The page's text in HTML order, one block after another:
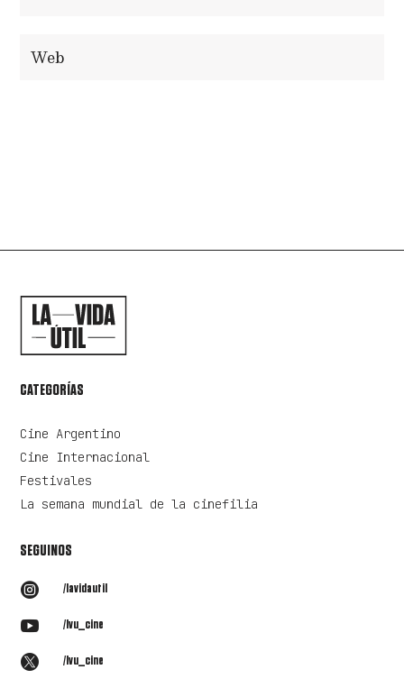
CATEGORÍAS
Cine Argentino
Cine Internacional
Festivales
La semana mundial de la cinefilia
SEGUINOS
 /lavidautil
 /lvu_cine
 /lvu_cine